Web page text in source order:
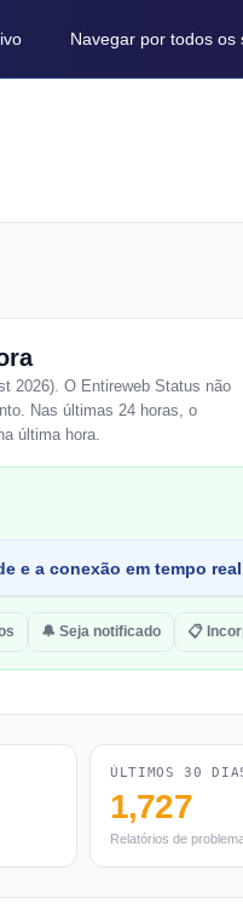
Navegar por todos os
2026). O Entireweb Status não
Nas últimas 24 horas, o
última hora.
e a conexão em tempo
🔔 Seja notificado 📋
ÚLTIMOS 30
1,727
Relatórios de